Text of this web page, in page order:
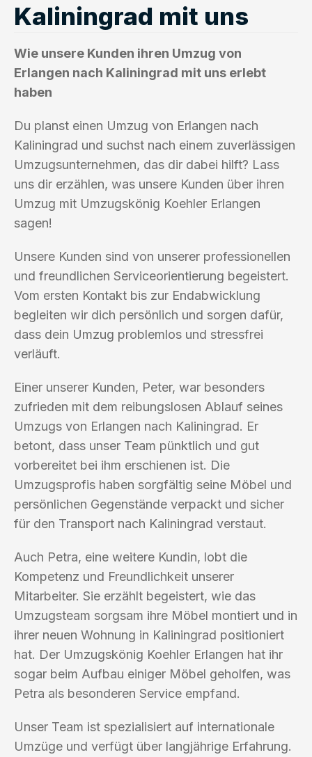
Kaliningrad mit uns
Wie unsere Kunden ihren Umzug von
Erlangen nach Kaliningrad mit uns erlebt
haben
Du planst einen Umzug von Erlangen nach
Kaliningrad und suchst nach einem zuverlässigen
Umzugsunternehmen, das dir dabei hilft? Lass
uns dir erzählen, was unsere Kunden über ihren
Umzug mit Umzugskönig Koehler Erlangen
sagen!
Unsere Kunden sind von unserer professionellen
und freundlichen Serviceorientierung begeistert.
Vom ersten Kontakt bis zur Endabwicklung
begleiten wir dich persönlich und sorgen dafür,
dass dein Umzug problemlos und stressfrei
verläuft.
Einer unserer Kunden, Peter, war besonders
zufrieden mit dem reibungslosen Ablauf seines
Umzugs von Erlangen nach Kaliningrad. Er
betont, dass unser Team pünktlich und gut
vorbereitet bei ihm erschienen ist. Die
Umzugsprofis haben sorgfältig seine Möbel und
persönlichen Gegenstände verpackt und sicher
für den Transport nach Kaliningrad verstaut.
Auch Petra, eine weitere Kundin, lobt die
Kompetenz und Freundlichkeit unserer
Mitarbeiter. Sie erzählt begeistert, wie das
Umzugsteam sorgsam ihre Möbel montiert und in
ihrer neuen Wohnung in Kaliningrad positioniert
hat. Der Umzugskönig Koehler Erlangen hat ihr
sogar beim Aufbau einiger Möbel geholfen, was
Petra als besonderen Service empfand.
Unser Team ist spezialisiert auf internationale
Umzüge und verfügt über langjährige Erfahrung.